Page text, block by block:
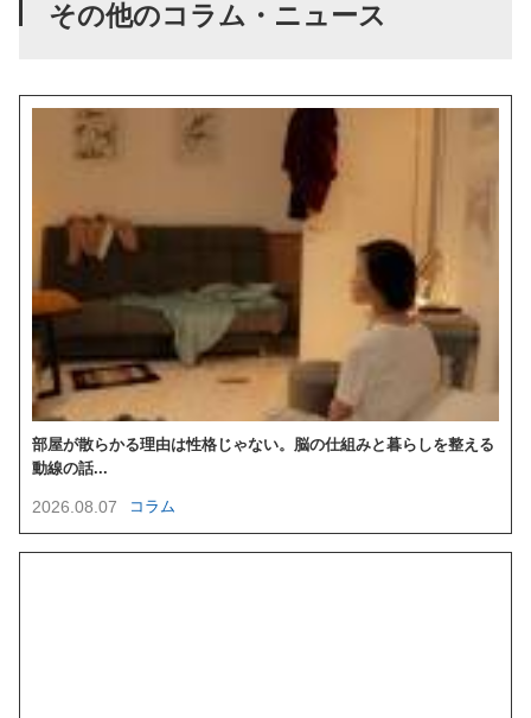
その他のコラム・ニュース
部屋が散らかる理由は性格じゃない。脳の仕組みと暮らしを整える
動線の話...
2026.08.07 コラム